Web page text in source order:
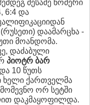
მესამე ნომერი
6:4 და
დაამარცხა -
მოანდომა.
დაძაბული
პიოტრ ბარ
10 წუთს
ხელი ქართველმა
ორ სეტში
დაკმაყოფილდა.